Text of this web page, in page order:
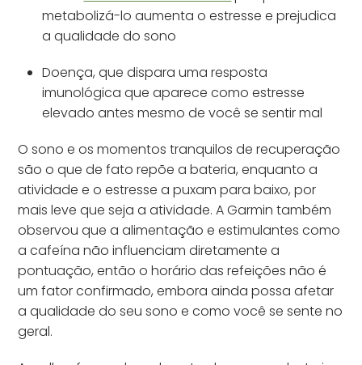
metabolizá-lo aumenta o estresse e prejudica
a qualidade do sono
Doença, que dispara uma resposta
imunológica que aparece como estresse
elevado antes mesmo de você se sentir mal
O sono e os momentos tranquilos de recuperação
são o que de fato repõe a bateria, enquanto a
atividade e o estresse a puxam para baixo, por
mais leve que seja a atividade. A Garmin também
observou que a alimentação e estimulantes como
a cafeína não influenciam diretamente a
pontuação, então o horário das refeições não é
um fator confirmado, embora ainda possa afetar
a qualidade do seu sono e como você se sente no
geral.